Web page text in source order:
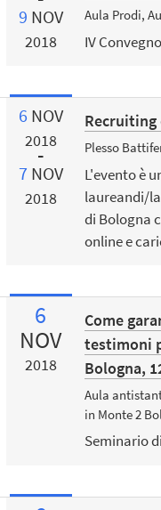
9 NOV
2018
Aula Prodi,
IV
6 NOV
2018
7 NOV
2018
Recruiting
Plesso
L'evento è
laureandi/
di Bologna
online e
6
NOV
2018
Come
testimoni
Bologna,
Aula
in Monte 2
Seminario